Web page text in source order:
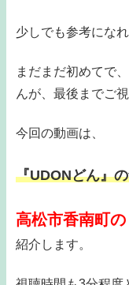
少しでも参考にな
まだまだ初めてで
んが、最後までご
今回の動画は、
『UDONどん』
高松市香南町
紹介します。